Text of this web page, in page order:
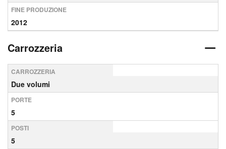
FINE PRODUZIONE
2012
Carrozzeria
CARROZZERIA
Due volumi
PORTE
5
POSTI
5